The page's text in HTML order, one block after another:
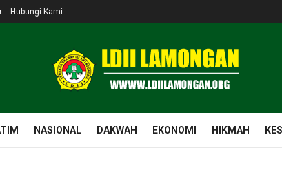
Hubungi Kami
NASIONAL DAKWAH EKONOMI HIKMAH